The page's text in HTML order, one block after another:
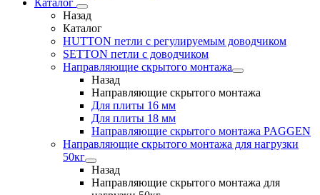
Каталог
Назад
Каталог
HUTTON петли с регулируемым доводчиком
SETTON петли с доводчиком
Направляющие скрытого монтажа
Назад
Направляющие скрытого монтажа
Для плиты 16 мм
Для плиты 18 мм
Направляющие скрытого монтажа PAGGEN
Направляющие скрытого монтажа для нагрузки
50кг
Назад
Направляющие скрытого монтажа для